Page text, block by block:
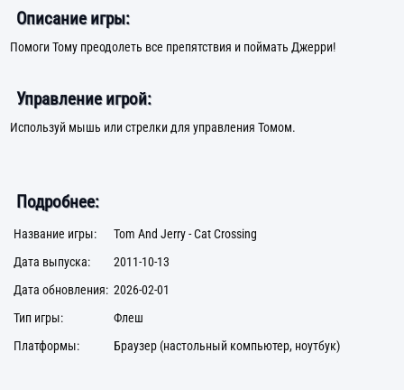
Описание игры:
Помоги Тому преодолеть все препятствия и поймать Джерри!
Управление игрой:
Используй мышь или стрелки для управления Томом.
Подробнее:
Название игры:
Tom And Jerry - Cat Crossing
Дата выпуска:
2011-10-13
Дата обновления: 2026-02-01
Тип игры:
Флеш
Платформы:
Браузер (настольный компьютер, ноутбук)